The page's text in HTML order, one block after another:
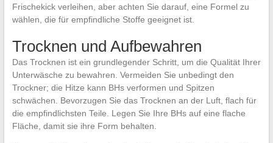
Frischekick verleihen, aber achten Sie darauf, eine Formel zu
wählen, die für empfindliche Stoffe geeignet ist.
Trocknen und Aufbewahren
Das Trocknen ist ein grundlegender Schritt, um die Qualität Ihrer
Unterwäsche zu bewahren. Vermeiden Sie unbedingt den
Trockner; die Hitze kann BHs verformen und Spitzen
schwächen. Bevorzugen Sie das Trocknen an der Luft, flach für
die empfindlichsten Teile. Legen Sie Ihre BHs auf eine flache
Fläche, damit sie ihre Form behalten.